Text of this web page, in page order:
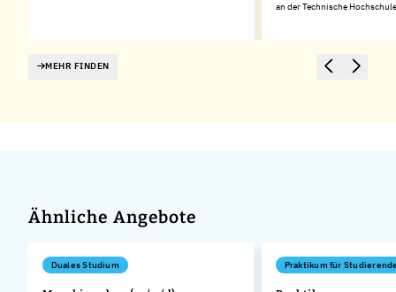
an der Technische
MEHR FINDEN
Ähnliche Angebote
Duales Studium Praktikum für